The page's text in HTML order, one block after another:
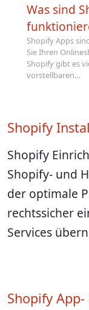
Was sind
Shopify Apps
Sie Ihren
Shopify gibt es
vorstellbaren…
Shopify
Shopify
Shopify- und
der optimale
rechtssicher
Services
Shopify